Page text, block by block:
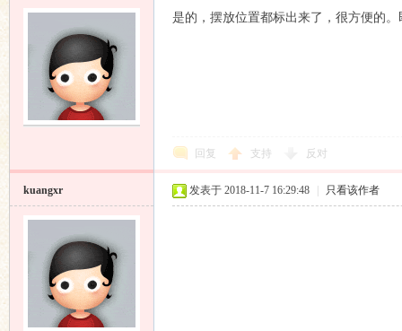
是的，摆放位置都标出来了，很方便的
回复 支持 反对
kuangxr 发表于 2018-11-7 16:29:48 只看该作者